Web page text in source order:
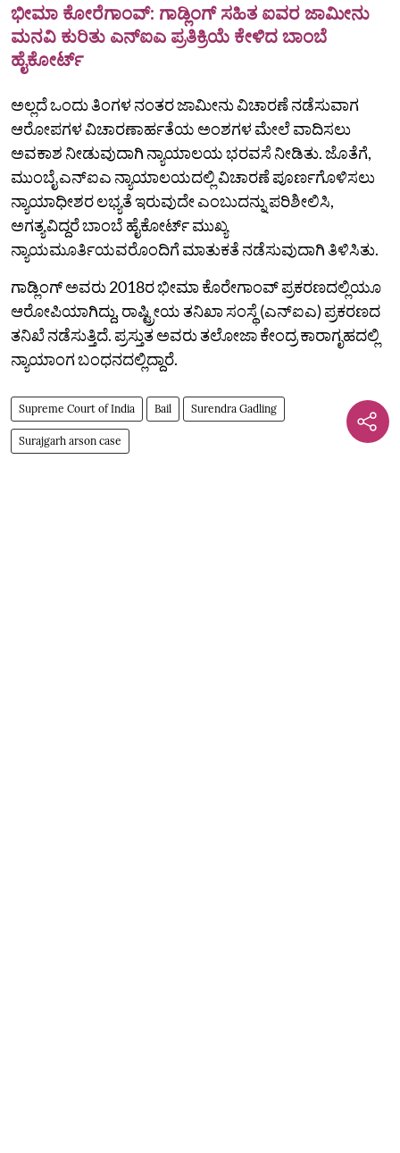
ಭೀಮಾ ಕೋರೆಗಾಂವ್: ಗಾಡ್ಲಿಂಗ್ ಸಹಿತ ಐವರ ಜಾಮೀನು
ಮನವಿ ಕುರಿತು ಎನ್ಐಎ ಪ್ರತಿಕ್ರಿಯೆ ಕೇಳಿದ ಬಾಂಬೆ
ಹೈಕೋರ್ಟ್
ಅಲ್ಲದೆ ಒಂದು ತಿಂಗಳ ನಂತರ ಜಾಮೀನು ವಿಚಾರಣೆ ನಡೆಸುವಾಗ
ಆರೋಪಗಳ ವಿಚಾರಣಾರ್ಹತೆಯ ಅಂಶಗಳ ಮೇಲೆ ವಾದಿಸಲು
ಅವಕಾಶ ನೀಡುವುದಾಗಿ ನ್ಯಾಯಾಲಯ ಭರವಸೆ ನೀಡಿತು. ಜೊತೆಗೆ,
ಮುಂಬೈ ಎನ್‌ಐಎ ನ್ಯಾಯಾಲಯದಲ್ಲಿ ವಿಚಾರಣೆ ಪೂರ್ಣಗೊಳಿಸಲು
ನ್ಯಾಯಾಧೀಶರ ಲಭ್ಯತೆ ಇರುವುದೇ ಎಂಬುದನ್ನು ಪರಿಶೀಲಿಸಿ,
ಅಗತ್ಯವಿದ್ದರೆ ಬಾಂಬೆ ಹೈಕೋರ್ಟ್ ಮುಖ್ಯ
ನ್ಯಾಯಮೂರ್ತಿಯವರೊಂದಿಗೆ ಮಾತುಕತೆ ನಡೆಸುವುದಾಗಿ ತಿಳಿಸಿತು.
ಗಾಡ್ಲಿಂಗ್ ಅವರು 2018ರ ಭೀಮಾ ಕೊರೇಗಾಂವ್ ಪ್ರಕರಣದಲ್ಲಿಯೂ
ಆರೋಪಿಯಾಗಿದ್ದು, ರಾಷ್ಟ್ರೀಯ ತನಿಖಾ ಸಂಸ್ಥೆ (ಎನ್‌ಐಎ) ಪ್ರಕರಣದ
ತನಿಖೆ ನಡೆಸುತ್ತಿದೆ. ಪ್ರಸ್ತುತ ಅವರು ತಲೋಜಾ ಕೇಂದ್ರ ಕಾರಾಗೃಹದಲ್ಲಿ
ನ್ಯಾಯಾಂಗ ಬಂಧನದಲ್ಲಿದ್ದಾರೆ.
Supreme Court of India Bail Surendra Gadling
Surajgarh arson case